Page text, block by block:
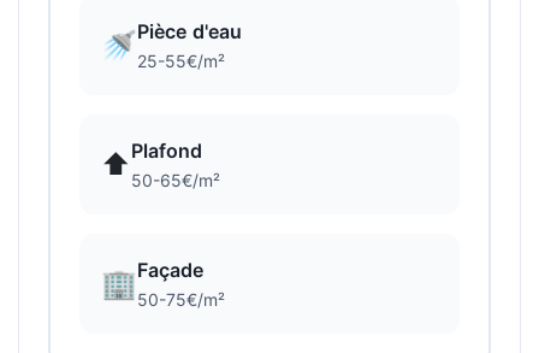
🚿Pièce d'eau
25-55€/m²
⬆️ Plafond
50-65€/m²
🏢Façade
50-75€/m²